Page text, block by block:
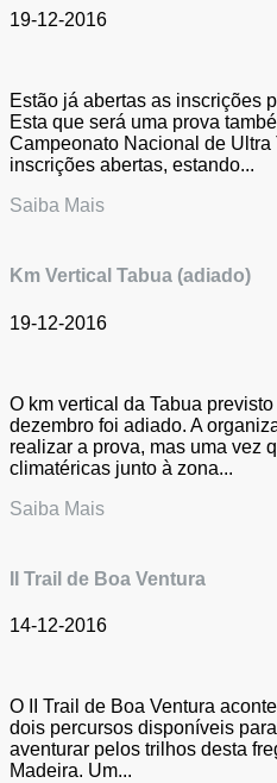
19-12-2016
Estão já abertas as inscrições
Esta que será uma prova
Campeonato Nacional de Ultra
inscrições abertas, estando...
Saiba Mais
Km Vertical Tabua (adiado)
19-12-2016
O km vertical da Tabua
dezembro foi adiado. A
realizar a prova, mas uma vez
climatéricas junto à zona...
Saiba Mais
II Trail de Boa Ventura
14-12-2016
O II Trail de Boa Ventura
dois percursos disponíveis
aventurar pelos trilhos desta
Madeira. Um...